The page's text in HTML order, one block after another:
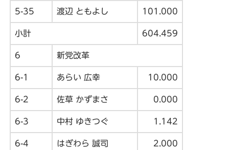
5-35 渡辺 ともよし 101.000
小計 604.459
6 新党改革
6-1 あらい 広幸 10.000
6-2 佐草 かずまさ 0.000
6-3 中村 ゆきつぐ 1.142
6-4 はぎわら 誠司 2.000